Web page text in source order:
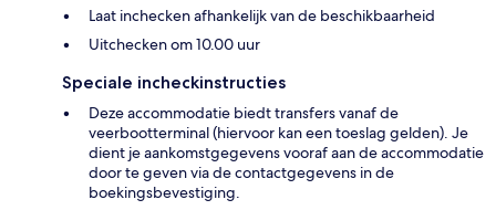
Laat inchecken afhankelijk van de beschikbaarheid
Uitchecken om 10.00 uur
Speciale incheckinstructies
Deze accommodatie biedt transfers vanaf de
veerbootterminal (hiervoor kan een toeslag gelden). Je
dient je aankomstgegevens vooraf aan de accommodatie
door te geven via de contactgegevens in de
boekingsbevestiging.